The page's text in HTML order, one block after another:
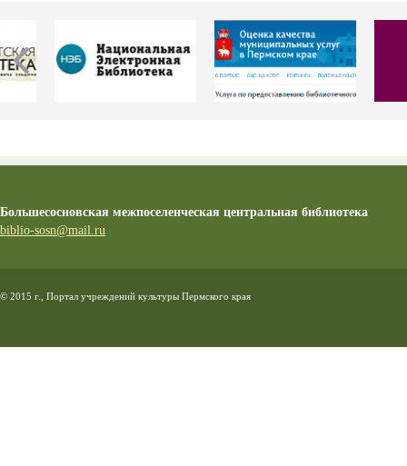
Большесосновская межпоселенческая центральная библиотека
biblio-sosn@mail.ru
© 2015 г., Портал учреждений культуры Пермского края